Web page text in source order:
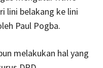
lini belakang ke lini
Paul Pogba.
melakukan hal yang